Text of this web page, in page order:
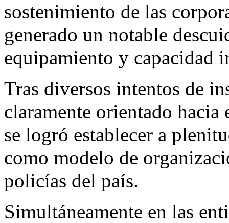
sostenimiento de las
generado un notable
equipamiento y capacidad
Tras diversos intentos de
claramente orientado
se logró establecer a
como modelo de
policías del país.
Simultáneamente en las